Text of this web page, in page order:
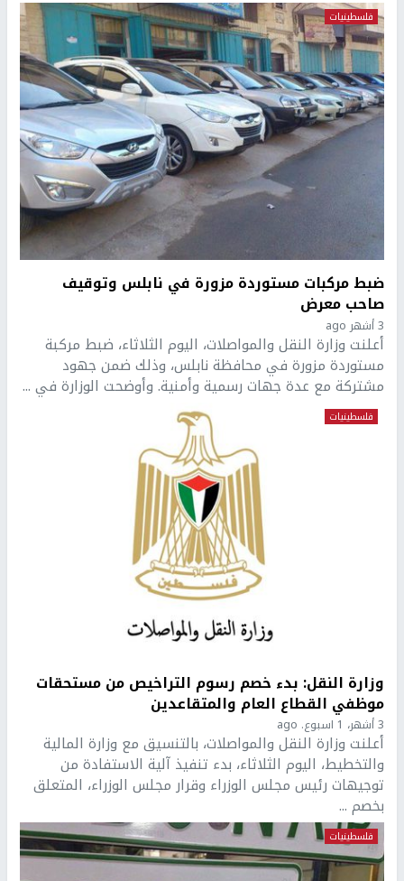
فلسطينيات
ضبط مركبات مستوردة مزورة في نابلس وتوقيف
صاحب معرض
3 أشهر ago
أعلنت وزارة النقل والمواصلات، اليوم الثلاثاء، ضبط مركبة
مستوردة مزورة في محافظة نابلس، وذلك ضمن جهود
مشتركة مع عدة جهات رسمية وأمنية. وأوضحت الوزارة في ...
فلسطينيات
وزارة النقل: بدء خصم رسوم التراخيص من مستحقات
موظفي القطاع العام والمتقاعدين
3 أشهر، 1 اسبوع. ago
أعلنت وزارة النقل والمواصلات، بالتنسيق مع وزارة المالية
والتخطيط، اليوم الثلاثاء، بدء تنفيذ آلية الاستفادة من
توجيهات رئيس مجلس الوزراء وقرار مجلس الوزراء، المتعلق
بخصم ...
فلسطينيات